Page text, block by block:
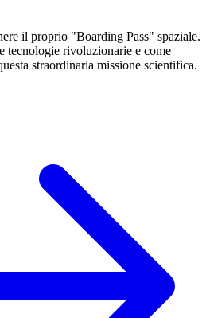
il proprio "Boarding Pass" spaziale.
tecnologie rivoluzionarie e come
straordinaria missione scientifica.